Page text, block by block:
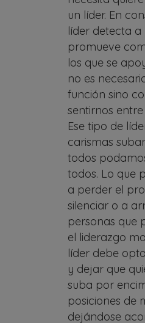
un líder. En
líder detecta a
promueve
los que se
no es
función sino
sentirnos
Ese tipo de
carismas
todos
todos. Lo que
a perder el
silenciar o a
personas que
el liderazgo
líder debe
y dejar que
suba por
posiciones de
dejándose